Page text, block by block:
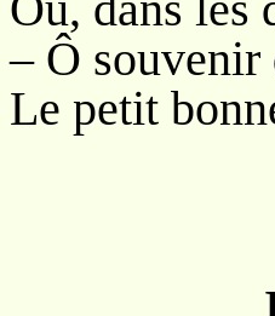
– Ô souvenir
Le petit